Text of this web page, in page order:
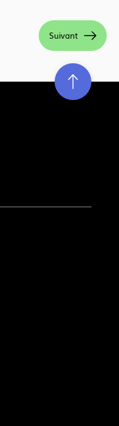
Suivant
Re
m
on
e
en hau